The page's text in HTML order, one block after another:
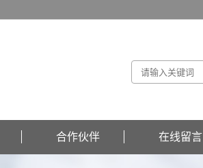
合作伙伴 在线留言